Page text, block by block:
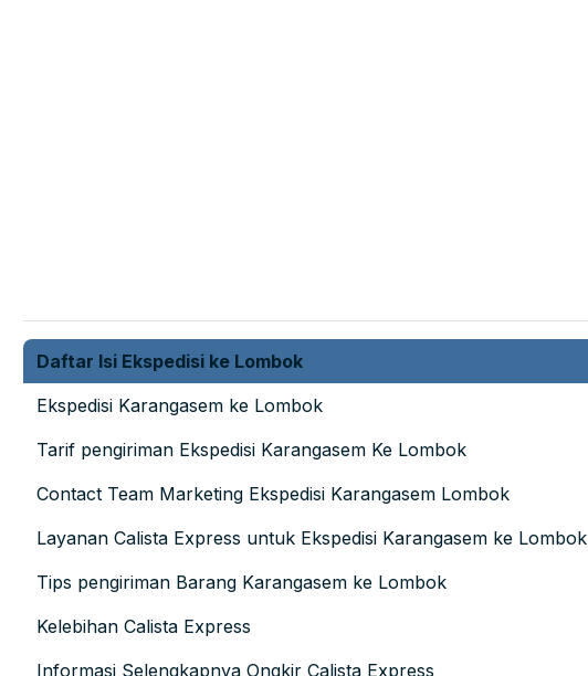
Daftar Isi Ekspedisi ke Lombok
Ekspedisi Karangasem ke Lombok
Tarif pengiriman Ekspedisi Karangasem Ke Lombok
Contact Team Marketing Ekspedisi Karangasem Lombok
Layanan Calista Express untuk Ekspedisi Karangasem ke Lombok
Tips pengiriman Barang Karangasem ke Lombok
Kelebihan Calista Express
Informasi Selengkapnya Ongkir Calista Express